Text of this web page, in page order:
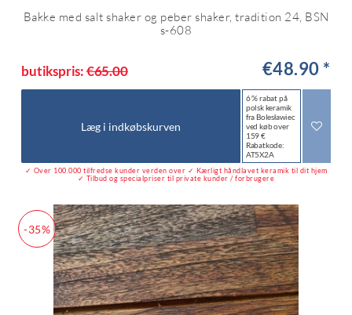
Bakke med salt shaker og peber shaker, tradition 24, BSN
s-608
butikspris:€65.00 €48.90 *
Læg i indkøbskurven
6 % rabat på
polsk keramik
fra Bolesławiec
ved køb over
159 €
Rabatkode:
AT5X2A
✓ Over 100.000 tilfredse kunder verden over ✓ Kærligt håndlavet keramik til dit hjem
✓ Tilbud og specialpriser til private kunder / forbrugere
-35%